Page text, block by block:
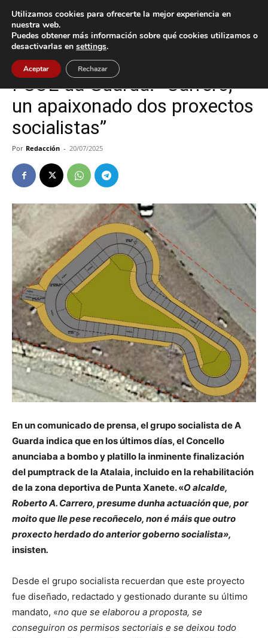
Inicio A Guarda
A Guarda Política
PSOE da Guarda: “Carrero,
un apaixonado dos proxectos
socialistas”
Por Redacción - 20/07/2025
En un comunicado de prensa, el grupo socialista de A
Guarda indica que en los últimos días, el Concello
anunciaba a bombo y platillo la inminente finalización
del pumptrack de la Atalaia, incluido en la rehabilitación
de la zona deportiva de Punta Xanete. «O alcalde,
Roberto A. Carrero, presume dunha actuación que, por
moito que lle pese recoñecelo, non é máis que outro
proxecto herdado do anterior goberno socialista»,
insisten.
Desde el grupo socialista recuerdan que este proyecto
fue diseñado, redactado y gestionado durante su último
mandato, «no que se elaborou a proposta, se
conseguiron os permisos sectoriais e se deixou todo
Utilizamos cookies para ofrecerte la mejor experiencia en
nuestra web.
Puedes obtener más información sobre qué cookies utilizamos o
desactivarlas en settings.
Aceptar Rechazar